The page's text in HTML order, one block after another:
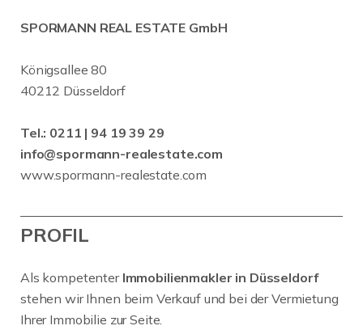
SPORMANN REAL ESTATE GmbH
Königsallee 80
40212 Düsseldorf
Tel.: 0211 | 94 19 39 29
info@spormann-realestate.com
www.spormann-realestate.com
PROFIL
Als kompetenter Immobilienmakler in Düsseldorf
stehen wir Ihnen beim Verkauf und bei der Vermietung
Ihrer Immobilie zur Seite.